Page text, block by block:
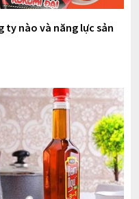
ty nào và năng lực sản